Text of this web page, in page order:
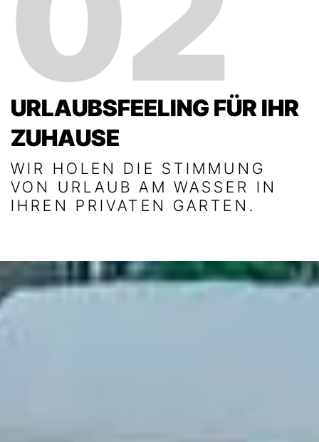
URLAUBSFEELING FÜR IHR
ZUHAUSE
WIR HOLEN DIE STIMMUNG
VON URLAUB AM WASSER IN
IHREN PRIVATEN GARTEN.